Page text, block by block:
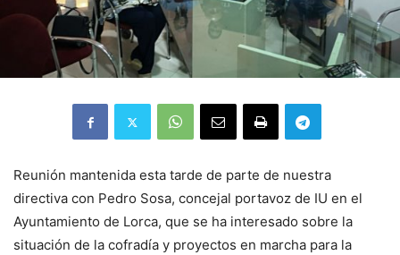
Reunión mantenida esta tarde de parte de nuestra
directiva con Pedro Sosa, concejal portavoz de IU en el
Ayuntamiento de Lorca, que se ha interesado sobre la
situación de la cofradía y proyectos en marcha para la